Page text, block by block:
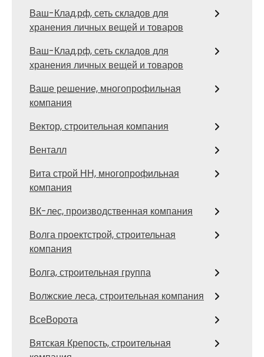
Ваш-Клад.рф, сеть складов для
хранения личных вещей и товаров
Ваш-Клад.рф, сеть складов для
хранения личных вещей и товаров
Ваше решение, многопрофильная
компания
Вектор, строительная компания
Венталл
Вита строй НН, многопрофильная
компания
ВК-лес, производственная компания
Волга проектстрой, строительная
компания
Волга, строительная группа
Волжские леса, строительная компания
ВсеВорота
Вятская Крепость, строительная